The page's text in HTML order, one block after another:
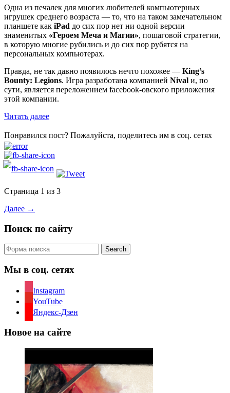
Одна из печалек для многих любителей компьютерных
игрушек среднего возраста — то, что на таком замечательном
планшете как iPad до сих пор нет ни одной версии
знаменитых «Героем Меча и Магии», пошаговой стратегии,
в которую многие рубились и до сих пор рубятся на
персональных компьютерах.
Правда, не так давно появилось нечто похожее — King’s
Bounty: Legions. Игра разработана компанией Nival и, по
сути, является переложением facebook-овского приложения
этой компании.
Читать далее
Понравился пост? Пожалуйста, поделитесь им в соц. сетях
Страница 1 из 3
Далее →
Поиск по сайту
Search
Мы в соц. сетях
Instagram
YouTube
Яндекс-Дзен
Новое на сайте